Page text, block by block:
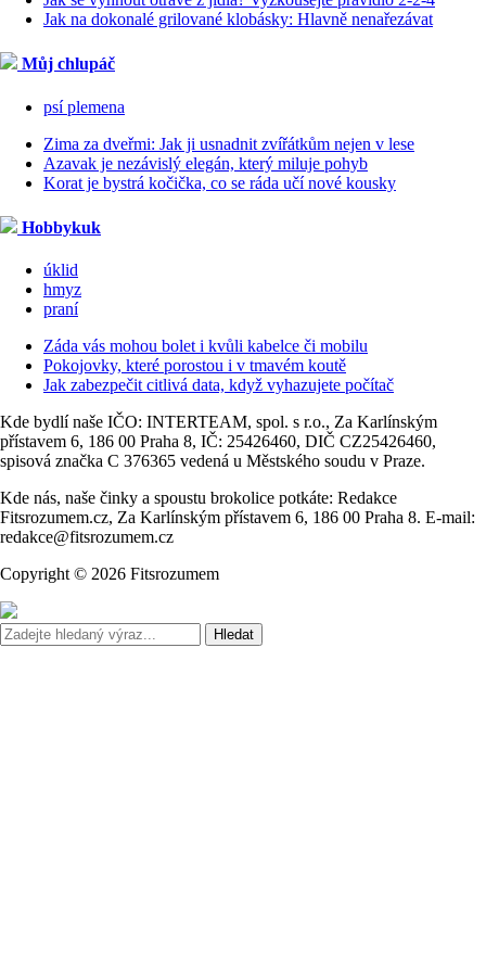
Jak na dokonalé grilované klobásky: Hlavně nenařezávat
Můj chlupáč
psí plemena
Zima za dveřmi: Jak ji usnadnit zvířátkům nejen v lese
Azavak je nezávislý elegán, který miluje pohyb
Korat je bystrá kočička, co se ráda učí nové kousky
Hobbykuk
úklid
hmyz
praní
Záda vás mohou bolet i kvůli kabelce či mobilu
Pokojovky, které porostou i v tmavém koutě
Jak zabezpečit citlivá data, když vyhazujete počítač
Kde bydlí naše IČO: INTERTEAM, spol. s r.o., Za Karlínským
přístavem 6, 186 00 Praha 8, IČ: 25426460, DIČ CZ25426460,
spisová značka C 376365 vedená u Městského soudu v Praze.
Kde nás, naše činky a spoustu brokolice potkáte: Redakce
Fitsrozumem.cz, Za Karlínským přístavem 6, 186 00 Praha 8. E-mail:
redakce@fitsrozumem.cz
Copyright © 2026 Fitsrozumem